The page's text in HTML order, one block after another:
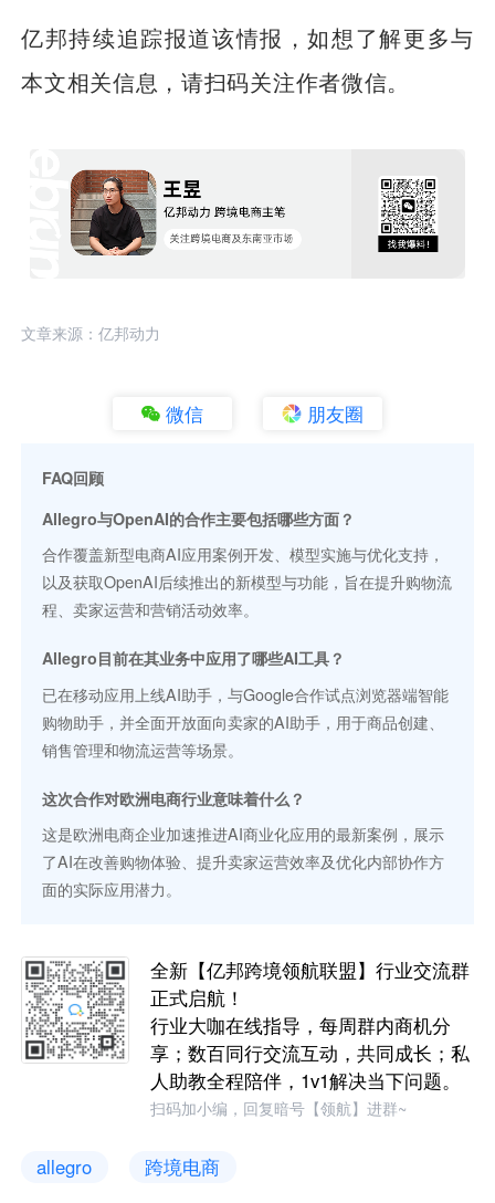
亿邦持续追踪报道该情报，如想了解更多与
本文相关信息，请扫码关注作者微信。
文章来源：亿邦动力
微信 朋友圈
FAQ回顾
Allegro与OpenAI的合作主要包括哪些方面？
合作覆盖新型电商AI应用案例开发、模型实施与优化支持，
以及获取OpenAI后续推出的新模型与功能，旨在提升购物流
程、卖家运营和营销活动效率。
Allegro目前在其业务中应用了哪些AI工具？
已在移动应用上线AI助手，与Google合作试点浏览器端智能
购物助手，并全面开放面向卖家的AI助手，用于商品创建、
销售管理和物流运营等场景。
这次合作对欧洲电商行业意味着什么？
这是欧洲电商企业加速推进AI商业化应用的最新案例，展示
了AI在改善购物体验、提升卖家运营效率及优化内部协作方
面的实际应用潜力。
全新【亿邦跨境领航联盟】行业交流群
正式启航！
行业大咖在线指导，每周群内商机分
享；数百同行交流互动，共同成长；私
人助教全程陪伴，1v1解决当下问题。
扫码加小编，回复暗号【领航】进群~
allegro 跨境电商